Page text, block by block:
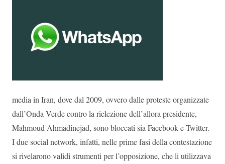
media in Iran, dove dal 2009, ovvero dalle proteste organizzate
dall’Onda Verde contro la rielezione dell’allora presidente,
Mahmoud Ahmadinejad, sono bloccati sia Facebook e Twitter.
I due social network, infatti, nelle prime fasi della contestazione
si rivelarono validi strumenti per l’opposizione, che li utilizzava